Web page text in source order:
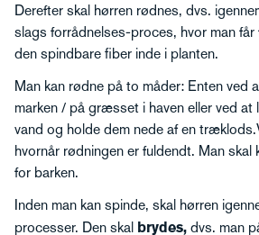
Derefter skal hørren rødnes, dvs.
slags forrådnelses-proces, hvor man
den spindbare fiber inde i planten.
Man kan rødne på to måder: Enten ved
marken / på græsset i haven eller ved
vand og holde dem nede af en
hvornår rødningen er fuldendt. Man skal
for barken.
Inden man kan spinde, skal hørren
processer. Den skal brydes, dvs. man